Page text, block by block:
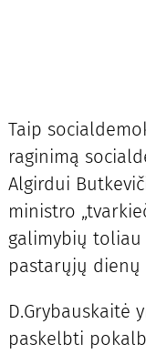
Taip
raginimą
Algirdui
ministro
galimybių
pastarųjų
D.Grybauskaitė
paskelbti